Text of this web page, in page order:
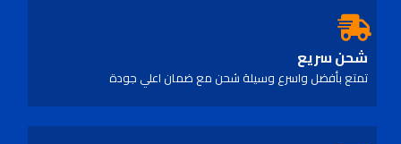
شحن سريع
تمتع بأفضل واسرع وسيلة شحن مع ضمان اعلي جودة